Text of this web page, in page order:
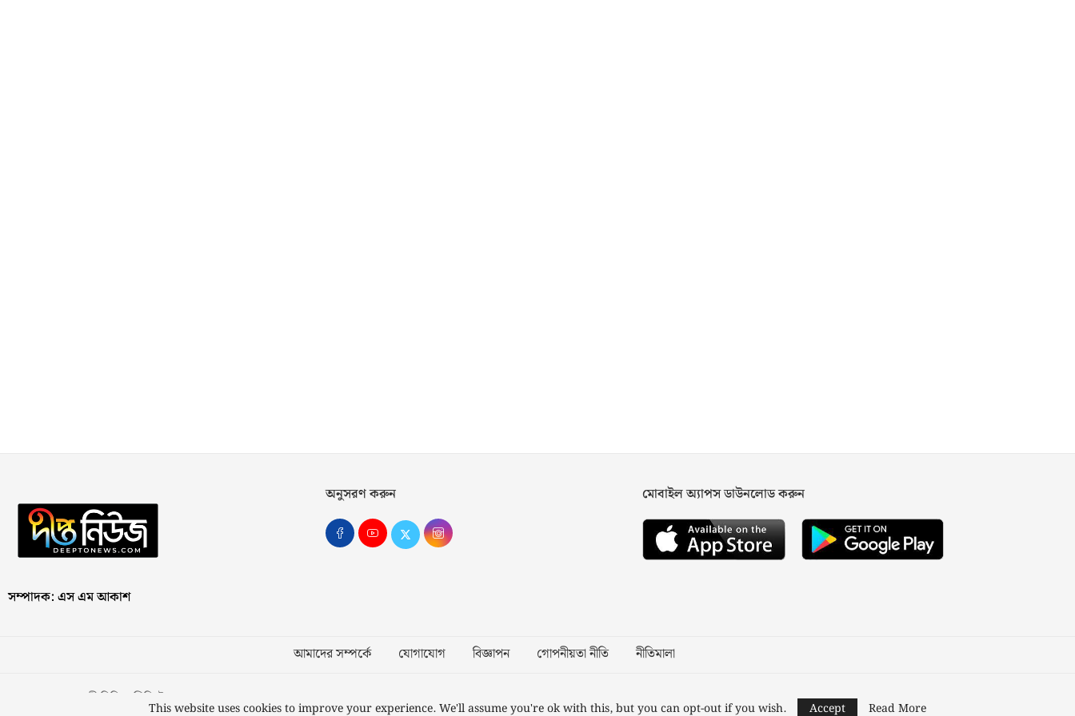
সম্পাদক: এস এম আকাশ
অনুসরণ করুন মোবাইল অ্যাপস ডাউনলোড করুন
আমাদের সম্পর্কে যোগাযোগ বিজ্ঞাপন গোপনীয়তা নীতি নীতিমালা
স্বত্ব © ২০২৩ কাজী মিডিয়া লিমিটেড Designed and Developed byNusratech Pte Ltd.
This website uses cookies to improve your experience. We'll assume you're ok with this, but you can opt-out if you wish. Accept Read More